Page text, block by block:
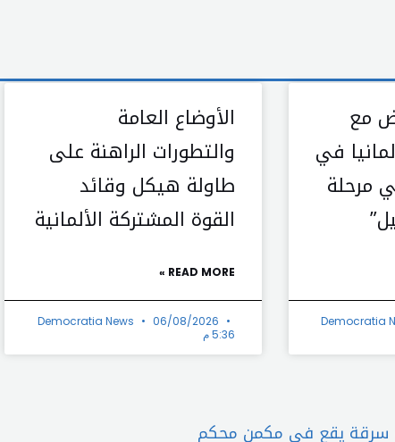
مع
في
مرحلة
Democratia
الأوضاع العامة
والتطورات الراهنة على
طاولة هيكل وقائد
القوة المشتركة الألمانية
READ MORE »
Democratia News
06/08/2026
5:36 م
سرقة يقع في مكمن محكم